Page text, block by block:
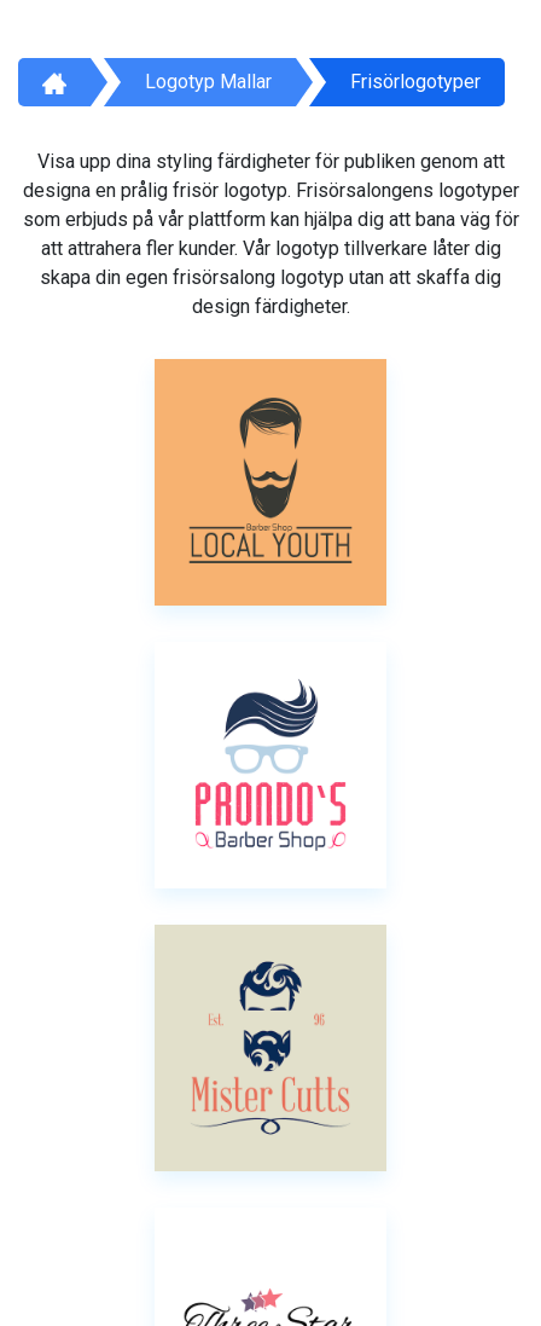
Logotyp Mallar Frisörlogotyper
Visa upp dina styling färdigheter för publiken genom att
designa en prålig frisör logotyp. Frisörsalongens logotyper
som erbjuds på vår plattform kan hjälpa dig att bana väg för
att attrahera fler kunder. Vår logotyp tillverkare låter dig
skapa din egen frisörsalong logotyp utan att skaffa dig
design färdigheter.